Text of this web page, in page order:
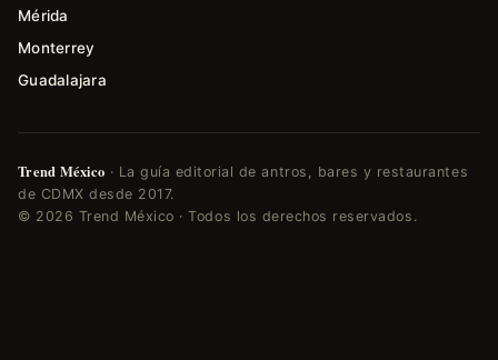
Mérida
Monterrey
Guadalajara
Trend México · La guía editorial de antros, bares y restaurantes
de CDMX desde 2017.
© 2026 Trend México · Todos los derechos reservados.